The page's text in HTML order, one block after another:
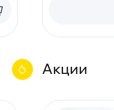
Акции